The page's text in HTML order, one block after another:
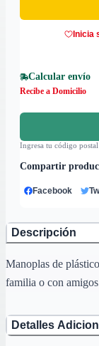
Inicia
Calcular envío
Recibe a Domicilio
Ingresa tu código
Compartir
Facebook
Descripción
Manoplas de
familia o con
Detalles